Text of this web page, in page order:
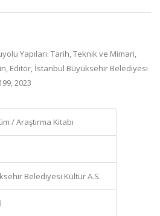
Yapıları: Tarih, Teknik ve Mimari,
Editör, İstanbul Büyüksehir Belediyesi
2023
/ Araştırma Kitabı
Belediyesi Kültür A.S.